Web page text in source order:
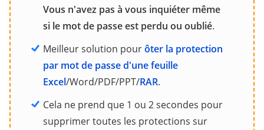
Vous n'avez pas à vous inquiéter même
si le mot de passe est perdu ou oublié.
Meilleur solution pourôter la protection
par mot de passe d'une feuille
Excel/Word/PDF/PPT/RAR.
Cela ne prend que 1 ou 2 secondes pour
supprimer toutes les protections sur